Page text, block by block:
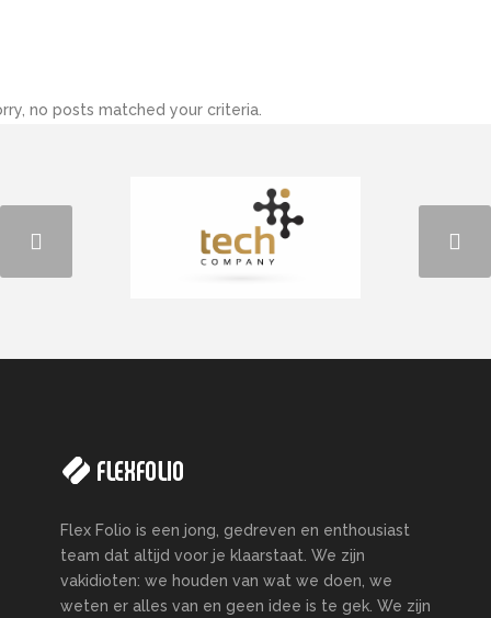
no posts matched your criteria.
Flex Folio is een jong, gedreven en enthousiast
team dat altijd voor je klaarstaat. We zijn
vakidioten: we houden van wat we doen, we
weten er alles van en geen idee is te gek. We zijn